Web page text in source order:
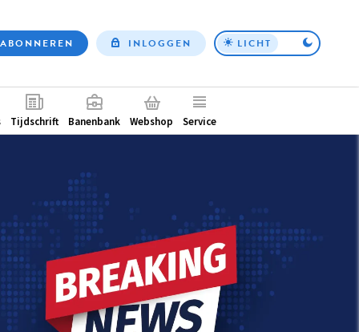
Top
ABONNEREN INLOGGEN LICHT
Tijdschrift Banenbank Webshop Service